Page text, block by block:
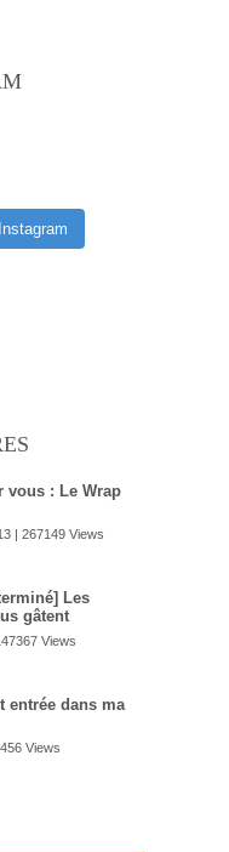
vous : Le Wrap
| 267149 Views
Les
gâtent
Views
entrée dans ma
Views